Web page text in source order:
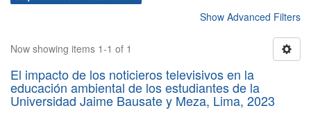
Show Advanced Filters
Now showing items 1-1 of 1
El impacto de los noticieros televisivos en la
educación ambiental de los estudiantes de la
Universidad Jaime Bausate y Meza, Lima, 2023